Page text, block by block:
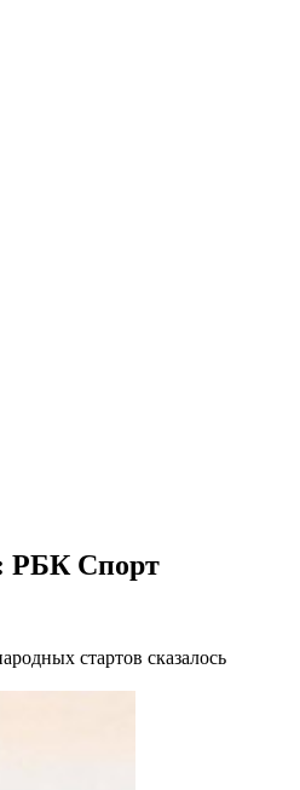
РБК Спорт
стартов сказалось